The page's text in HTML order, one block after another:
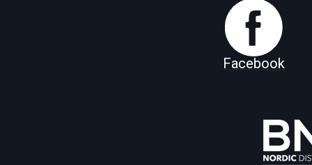
Facebook